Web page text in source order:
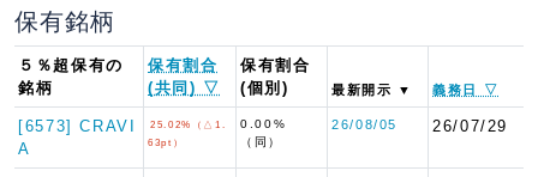
保有銘柄
５％超保有の
銘柄
保有割合
(共同) ▽
保有割合
(個別)
最新開示 ▼ 義務日 ▽
[6573] CRAVI
A
25.02%（△1.
63pt）
0.00%
（同）
26/08/05 26/07/29